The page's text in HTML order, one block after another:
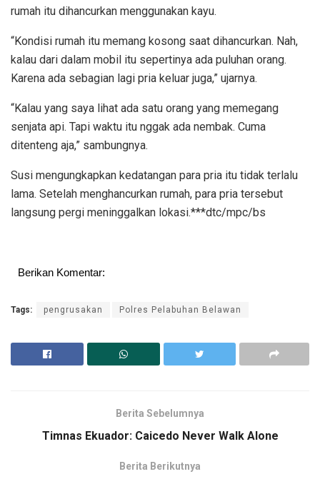
rumah itu dihancurkan menggunakan kayu.
“Kondisi rumah itu memang kosong saat dihancurkan. Nah,
kalau dari dalam mobil itu sepertinya ada puluhan orang.
Karena ada sebagian lagi pria keluar juga,” ujarnya.
“Kalau yang saya lihat ada satu orang yang memegang
senjata api. Tapi waktu itu nggak ada nembak. Cuma
ditenteng aja,” sambungnya.
Susi mengungkapkan kedatangan para pria itu tidak terlalu
lama. Setelah menghancurkan rumah, para pria tersebut
langsung pergi meninggalkan lokasi.***dtc/mpc/bs
Berikan Komentar:
Tags: pengrusakan Polres Pelabuhan Belawan
Berita Sebelumnya
Timnas Ekuador: Caicedo Never Walk Alone
Berita Berikutnya